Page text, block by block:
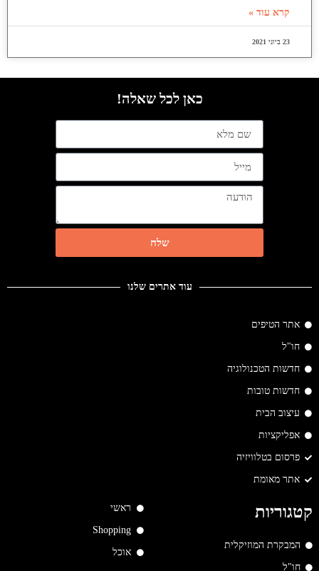
קרא עוד »
23 ביוני 2021
ראשי
Shopping
אוכל
קטגוריות
המבקרת המוזיקלית
חו"ל
עוד אתרים שלנו
אתר הטיפים
חו"ל
חדשות הטכנולוגיה
חדשות טובות
עיצוב הבית
אפליקציות
פרסום בטלוויזיה
אתר מאומת
כאן לכל שאלה!
שלח